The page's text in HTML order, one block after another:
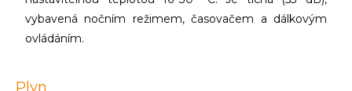
vybavená nočním režimem, časovačem a dálkovým
ovládáním.
Plyn